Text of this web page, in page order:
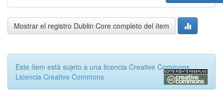
Mostrar el registro Dublin Core completo del ítem
Este ítem está sujeto a una licencia Creative Commons
Licencia Creative Commons